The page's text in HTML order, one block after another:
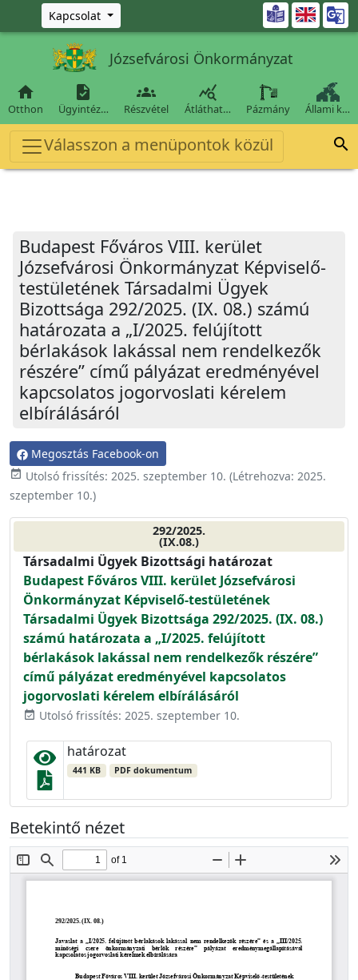
Ugrás a fő tartalomra
Kapcsolat 
Józsefvárosi Önkormányzat

Otthon

Ügyintéz…

Részvétel

Átláthat… Pázmány Állami k…
Válasszon a menüpontok közül 
Budapest Főváros VIII. kerület
Józsefvárosi Önkormányzat Képviselő-
testületének Társadalmi Ügyek
Bizottsága 292/2025. (IX. 08.) számú
határozata a „I/2025. felújított
bérlakások lakással nem rendelkezők
részére” című pályázat eredményével
kapcsolatos jogorvoslati kérelem
elbírálásáról
Megosztás Facebook-on
event_available Utolsó frissítés: 2025. szeptember 10. (Létrehozva: 2025.
szeptember 10.)
292/2025.
(IX.08.)
Társadalmi Ügyek Bizottsági határozat
Budapest Főváros VIII. kerület Józsefvárosi
Önkormányzat Képviselő-testületének
Társadalmi Ügyek Bizottsága 292/2025. (IX. 08.)
számú határozata a „I/2025. felújított
bérlakások lakással nem rendelkezők részére”
című pályázat eredményével kapcsolatos
jogorvoslati kérelem elbírálásáról
event_available Utolsó frissítés: 2025. szeptember 10.
határozat
441 KB PDF dokumentum
Betekintő nézet